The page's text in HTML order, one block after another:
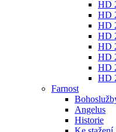
HD
HD
HD
HD
HD
HD
HD
HD
Farnost
Angelus
Historie